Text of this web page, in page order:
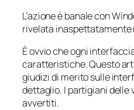
L’azione è banale con
rivelata inaspettatamente
È ovvio che ogni
caratteristiche. Questo
giudizi di merito sulle
dettaglio. I partigiani delle
avvertiti.